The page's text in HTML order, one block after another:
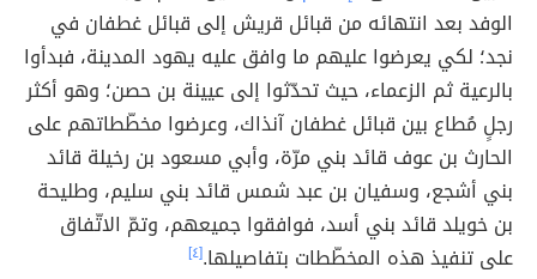
الوفد بعد انتهائه من قبائل قريش إلى قبائل غطفان في
نجد؛ لكي يعرضوا عليهم ما وافق عليه يهود المدينة، فبدأوا
بالرعية ثم الزعماء، حيث تحدّثوا إلى عيينة بن حصن؛ وهو أكثر
رجلٍ مُطاع بين قبائل غطفان آنذاك، وعرضوا مخطّطاتهم على
الحارث بن عوف قائد بني مرّة، وأبي مسعود بن رخيلة قائد
بني أشجع، وسفيان بن عبد شمس قائد بني سليم، وطليحة
بن خويلد قائد بني أسد، فوافقوا جميعهم، وتمّ الاتّفاق
على تنفيذ هذه المخطّطات بتفاصيلها.[٤]